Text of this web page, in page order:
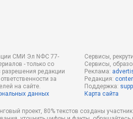
СМИ Эл NФС 77-
- только со
разрешения редакции
за
на сайте.
данных
Сервисы,
Сервисы,
Реклама:
Редакция:
Поддержка:
Карта сайта
проект, 80% текстов созданы